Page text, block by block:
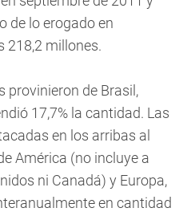
de lo erogado en
218,2 millones.
provinieron de Brasil,
17,7% la cantidad. Las
en los arribas al
América (no incluye a
ni Canadá) y Europa,
en cantidad